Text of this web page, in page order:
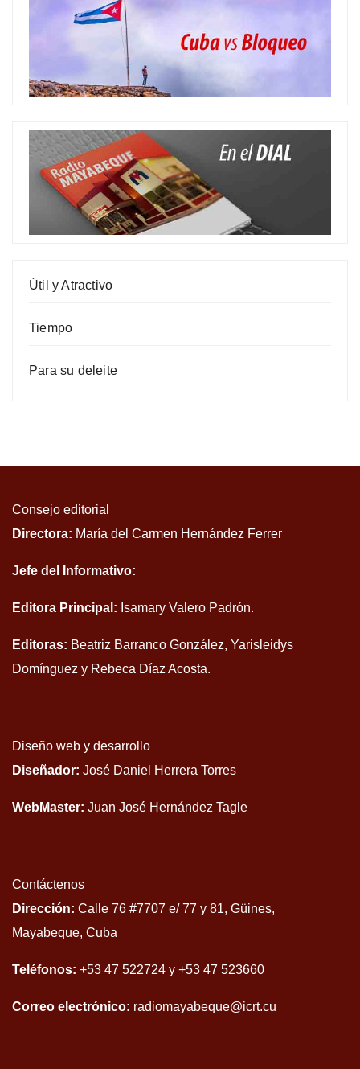
Útil y Atractivo
Tiempo
Para su deleite
Consejo editorial
Directora: María del Carmen Hernández Ferrer
Jefe del Informativo:
Editora Principal: Isamary Valero Padrón.
Editoras: Beatriz Barranco González, Yarisleidys
Domínguez y Rebeca Díaz Acosta.
Diseño web y desarrollo
Diseñador: José Daniel Herrera Torres
WebMaster: Juan José Hernández Tagle
Contáctenos
Dirección: Calle 76 #7707 e/ 77 y 81, Güines,
Mayabeque, Cuba
Teléfonos: +53 47 522724 y +53 47 523660
Correo electrónico: radiomayabeque@icrt.cu